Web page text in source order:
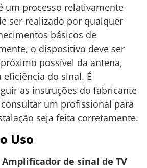
um processo relativamente
ser realizado por qualquer
básicos de
o dispositivo deve ser
possível da antena,
do sinal. É
as instruções do fabricante
um profissional para
seja feita corretamente.
Uso
Amplificador de sinal de TV